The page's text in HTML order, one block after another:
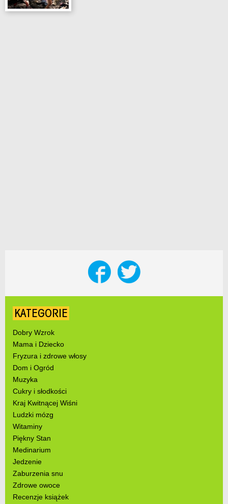
KATEGORIE
Dobry Wzrok
Mama i Dziecko
Fryzura i zdrowe włosy
Dom i Ogród
Muzyka
Cukry i słodkości
Kraj Kwitnącej Wiśni
Ludzki mózg
Witaminy
Piękny Stan
Medinarium
Jedzenie
Zaburzenia snu
Zdrowe owoce
Recenzje książek